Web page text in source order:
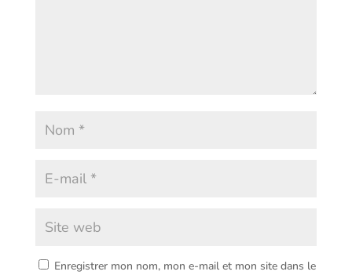
Enregistrer mon nom, mon e-mail et mon site dans le